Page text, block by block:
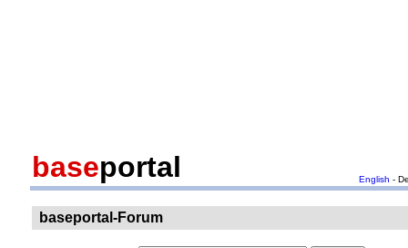
baseportal English -
baseportal-Forum